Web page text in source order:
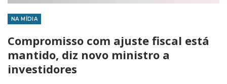
NA MÍDIA
Compromisso com ajuste fiscal está
mantido, diz novo ministro a
investidores